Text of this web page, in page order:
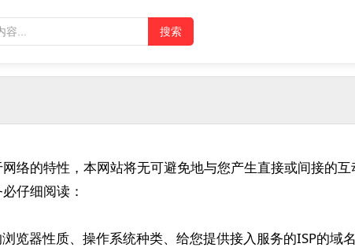
络的特性，本网站将无可避免地与您产生直接或间接的
仔细阅读：
览器性质、操作系统种类、给您提供接入服务的ISP的域